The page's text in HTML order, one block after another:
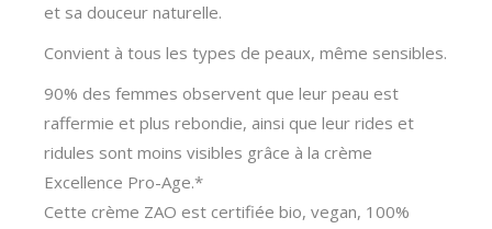
et sa douceur naturelle.
Convient à tous les types de peaux, même sensibles.
90% des femmes observent que leur peau est
raffermie et plus rebondie, ainsi que leur rides et
ridules sont moins visibles grâce à la crème
Excellence Pro-Age.*
Cette crème ZAO est certifiée bio, vegan, 100%